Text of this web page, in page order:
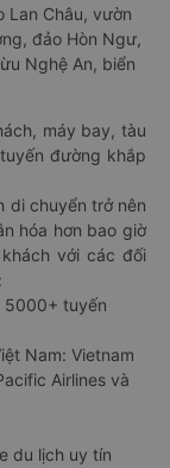
Lan Châu, vườn
đảo Hòn Ngư,
Nghệ An, biển
máy bay, tàu
đường khắp
di chuyển trở nên
hóa hơn bao giờ
với các đối
5000+ tuyến
Nam: Vietnam
Airlines và
du lịch uy tín